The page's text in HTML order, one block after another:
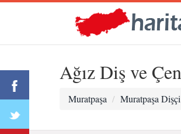
Ağız Diş ve
Muratpaşa Muratpaşa Dişçi